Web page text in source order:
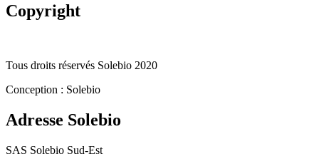
Copyright
Tous droits réservés Solebio 2020
Conception : Solebio
Adresse Solebio
SAS Solebio Sud-Est